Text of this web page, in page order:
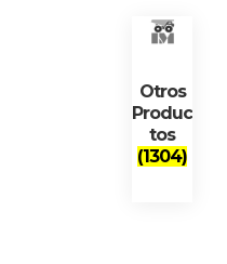
Otros
Produc
tos
(1304)